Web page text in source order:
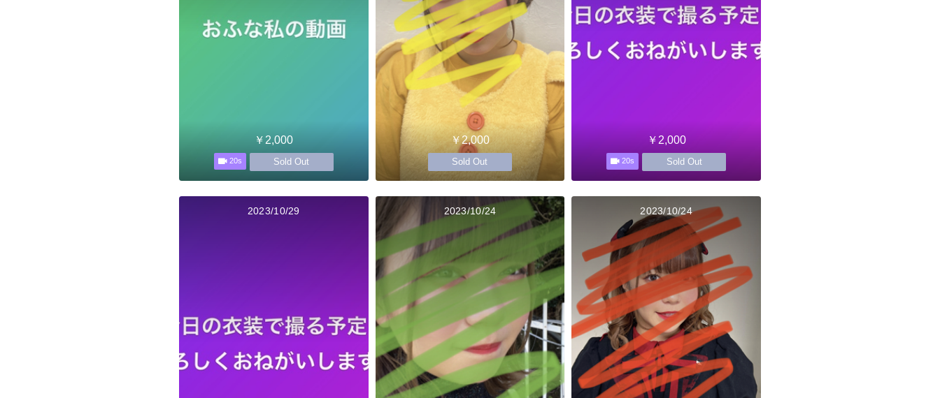
￥2,000
20s Sold Out
￥2,000
Sold Out
￥2,000
20s Sold Out
2023/10/29 2023/10/24 2023/10/24